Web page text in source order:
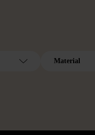
Material